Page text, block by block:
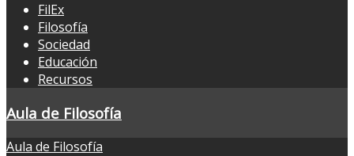
FilEx
Filosofía
Sociedad
Educación
Recursos
Aula de Filosofía
Aula de Filosofía